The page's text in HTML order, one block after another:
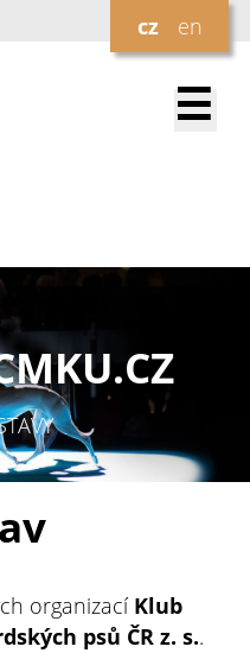
cz en
☰
organizací Klub
psů ČR z. s..